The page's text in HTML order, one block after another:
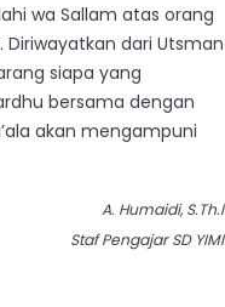
wa Sallam atas orang
dari Utsman
siapa yang
bersama dengan
akan mengampuni
A. Humaidi, S.Th.I
Staf Pengajar SD YIMI